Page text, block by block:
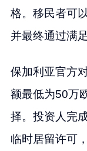
格。移民者可
并最终通过满
保加利亚官方
额最低为50万
择。投资人完
临时居留许可